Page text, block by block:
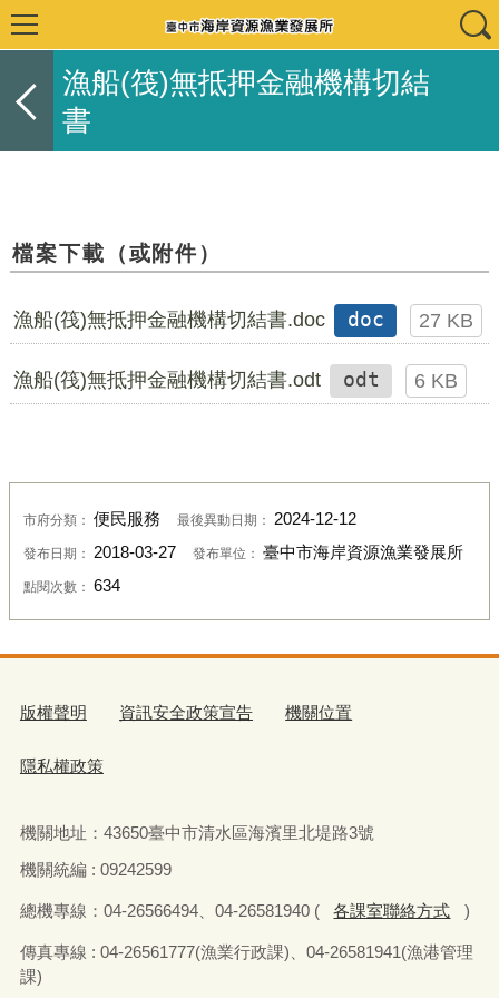
漁船(筏)無抵押金融機構切結
書
檔案下載（或附件）
漁船(筏)無抵押金融機構切結書.doc doc 27 KB
漁船(筏)無抵押金融機構切結書.odt odt 6 KB
市府分類： 便民服務 最後異動日期： 2024-12-12
發布日期： 2018-03-27 發布單位： 臺中市海岸資源漁業發展所
點閱次數： 634
版權聲明 資訊安全政策宣告 機關位置
隱私權政策
機關地址： 43650臺中市清水區海濱里北堤路3號
機關統編 : 09242599
總機專線： 04-26566494、 04-26581940 ( 各課室聯絡方式 )
傳真專線 : 04-26561777(漁業行政課) 04-26581941(漁港管理
課)